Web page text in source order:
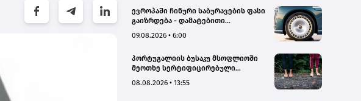
ევროპაში ჩინური საბურავების ფასი
გაიზრდება - დამატებითი
09.08.2026 • 6:00
პორტუგალიის ბუსაკუ მსოფლიოში
მეოთხე სერტიფიცირებული
08.08.2026 • 13:55